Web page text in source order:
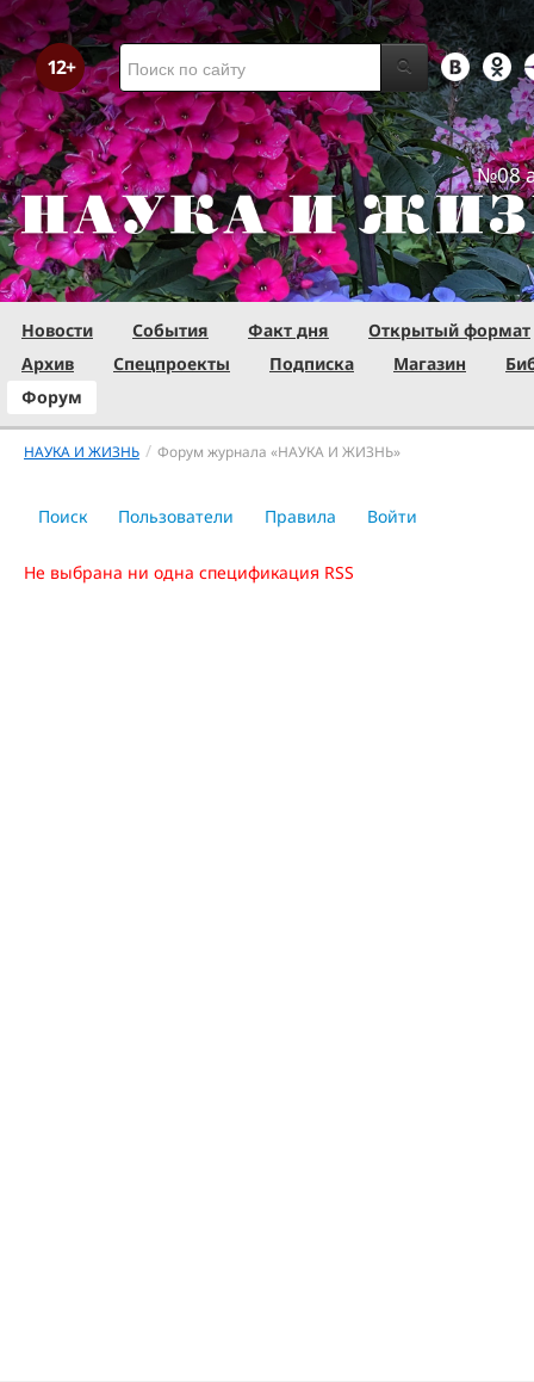
№08
Новости События Факт дня
Открытый формат
Архив
Спецпроекты Подписка Магазин
Форум
НАУКА И ЖИЗНЬ / Форум журнала «НАУКА И ЖИЗНЬ»
Поиск Пользователи Правила Войти
Не выбрана ни одна спецификация RSS